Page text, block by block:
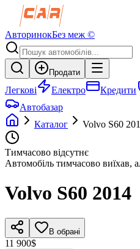
АвторинокБез меж ©
Продати
Легкові Електро Кредити
Автобазар
Каталог
Volvo S60
Тимчасово відсутнє
Автомобіль тимчасово виїхав,
Volvo S60 2014
В обрані
11 900$